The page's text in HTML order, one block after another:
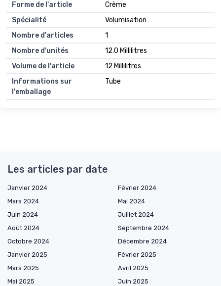
Forme de l'article
Crème
Spécialité
Volumisation
Nombre d'articles
1
Nombre d'unités
12.0 Millilitres
Volume de l'article
12 Millilitres
Informations sur
l'emballage
Tube
Les articles par date
Janvier 2024
Février 2024
Mars 2024
Mai 2024
Juin 2024
Juillet 2024
Août 2024
Septembre 2024
Octobre 2024
Décembre 2024
Janvier 2025
Février 2025
Mars 2025
Avril 2025
Mai 2025
Juin 2025